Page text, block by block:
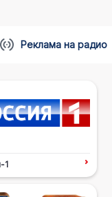
Реклама на радио
1